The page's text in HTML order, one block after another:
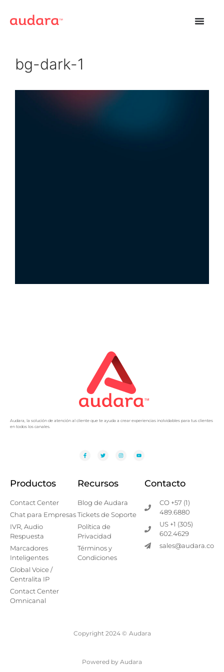
bg-dark-1
Audara, la solución de atención al cliente que te ayuda a crear experiencias inolvidables para tus clientes
en todos los canales.
Productos
Contact Center
Chat para Empresas
IVR, Audio
Respuesta
Marcadores
Inteligentes
Global Voice /
Centralita IP
Contact Center
Omnicanal
Recursos
Blog de Audara
Tickets de Soporte
Política de
Privacidad
Términos y
Condiciones
Contacto
CO +57 (1)
489.6880
US +1 (305)
602.4629
sales@audara.co
Copyright 2024 © Audara
Powered by Audara